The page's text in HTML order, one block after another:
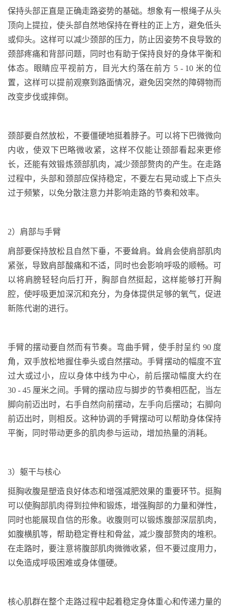
保持头部正直是正确走路姿势的基础。想象有一根绳子从头
顶向上提拉，使头部自然地保持在脊柱的正上方，避免低头
或仰头。这样可以减少颈部的压力，防止因姿势不良导致的
颈部疼痛和背部问题，同时也有助于保持良好的身体平衡和
体态。眼睛应平视前方，目光大约落在前方 5 - 10 米的位
置，这样可以提前观察到路面情况，避免因突然的障碍物而
改变步伐或摔倒。
颈部要自然放松，不要僵硬地挺着脖子。可以将下巴微微向
内收，使双下巴略微收紧，这样不仅能让颈部看起来更修
长，还能有效锻炼颈部肌肉，减少颈部赘肉的产生。在走路
过程中，头部和颈部应保持稳定，不要左右晃动或上下点头
过于频繁，以免分散注意力并影响走路的节奏和效率。
2）肩部与手臂
肩部要保持放松且自然下垂，不要耸肩。耸肩会使肩部肌肉
紧张，导致肩部酸痛和不适，同时也会影响呼吸的顺畅。可
以将肩膀轻轻向后打开，胸部自然挺起，这样能够打开胸
腔，使呼吸更加深沉和充分，为身体提供足够的氧气，促进
新陈代谢的进行。
手臂的摆动要自然而有节奏。弯曲手臂，使手肘呈约 90 度
角，双手放松地握住拳头或自然摆动。手臂摆动的幅度不宜
过大或过小，应以身体中线为中心，前后摆动幅度大约在
30 - 45 厘米之间。手臂的摆动应与脚步的节奏相匹配，当左
脚向前迈出时，右手自然向前摆动，左手向后摆动；右脚向
前迈出时，则相反。这种协调的手臂摆动可以帮助身体保持
平衡，同时带动更多的肌肉参与运动，增加热量的消耗。
3）躯干与核心
挺胸收腹是塑造良好体态和增强减肥效果的重要环节。挺胸
可以使胸部肌肉得到拉伸和锻炼，增强胸部的力量和弹性，
同时也能展现自信的形象。收腹则可以锻炼腹部深层肌肉，
如腹横肌等，帮助稳定脊柱和骨盆，减少腹部赘肉的堆积。
在走路时，要注意将腹部肌肉微微收紧，但不要过度用力，
以免造成呼吸困难或身体僵硬。
核心肌群在整个走路过程中起着稳定身体重心和传递力量的